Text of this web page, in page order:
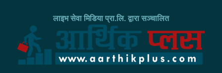
लाइभ सेवा मिडिया प्रा.लि. द्वारा सञ्चालित